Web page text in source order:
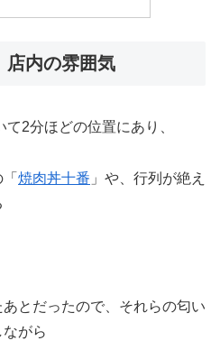
店内の雰囲気
2分ほどの位置にあり、
焼肉丼十番 」や、行列が絶え
とだったので、それらの匂い
がら